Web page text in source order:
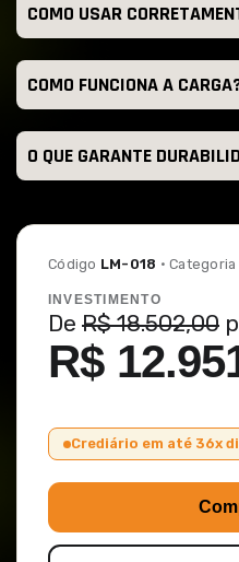
Código LM-018 · Categoria
INVESTIMENTO
De R$ 18.502,00
R$
Crediário em até 36x
COMO USAR
COMO FUNCIONA A
O QUE GARANTE